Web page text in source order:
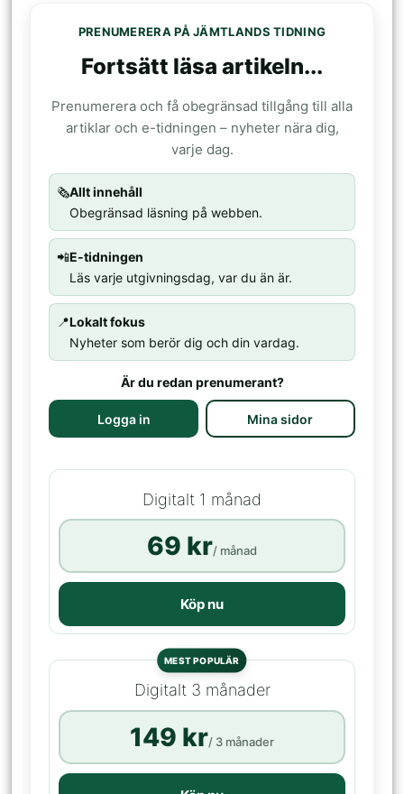
PRENUMERERA PÅ JÄMTLANDS TIDNING
Fortsätt läsa artikeln...
Prenumerera och få obegränsad tillgång till alla
artiklar och e-tidningen – nyheter nära dig,
varje dag.
🗞️Allt innehåll
Obegränsad läsning på webben.
📲E-tidningen
Läs varje utgivningsdag, var du än är.
📍Lokalt fokus
Nyheter som berör dig och din vardag.
Är du redan prenumerant?
Logga in Mina sidor
Digitalt 1 månad
69 kr/ månad
Köp nu
MEST POPULÄR
Digitalt 3 månader
149 kr/ 3 månader